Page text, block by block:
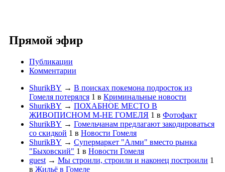
Прямой эфир
Публикации
Комментарии
ShurikBY → В поисках покемона подросток из
Гомеля потерялся 1 в Криминальные новости
ShurikBY → ПОХАБНОЕ МЕСТО В
ЖИВОПИСНОМ М-НЕ ГОМЕЛЯ 1 в Фотофакт
ShurikBY → Гомельчанам предлагают закодироваться
со скидкой 1 в Новости Гомеля
ShurikBY → Супермаркет "Алми" вместо рынка
"Быховский" 1 в Новости Гомеля
guest → Мы строили, строили и наконец построили 1
в Жильё в Гомеле